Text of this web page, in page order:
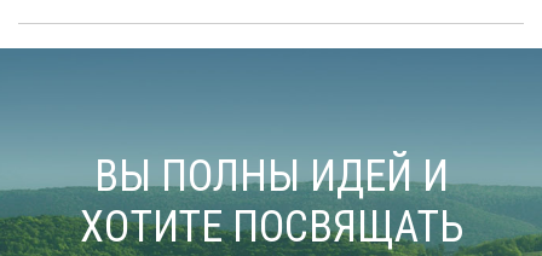
ВЫ ПОЛНЫ ИДЕЙ И
ХОТИТЕ ПОСВЯЩАТЬ